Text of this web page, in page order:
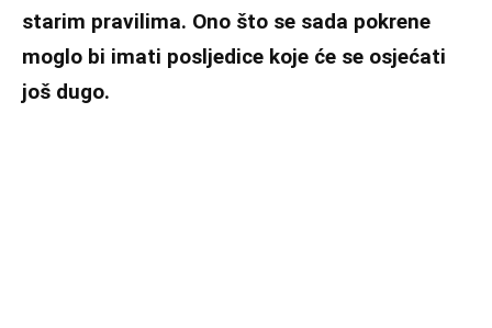
starim pravilima. Ono što se sada pokrene
moglo bi imati posljedice koje će se osjećati
još dugo.